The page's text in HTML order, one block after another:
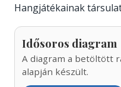
Hangjátékainak
Idősoros diagram
A diagram a betöltött
alapján készült.